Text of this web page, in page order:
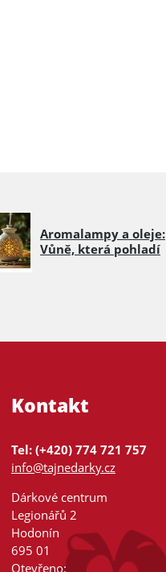
Aromalampy a oleje:
Vůně, která pohladí
Kontakt
Tel: (+420) 774 721 757
info@tajnedarky.cz
Dárkové centrum
Legionářů 2
Hodonín
695 01
Otevřeno: